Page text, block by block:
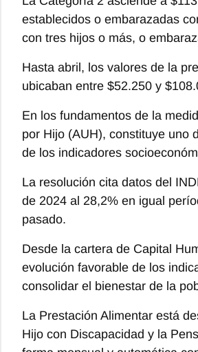
establecidos o embarazadas
con tres hijos o más, o
Hasta abril, los valores de la
ubicaban entre $52.250 y
En los fundamentos de la
por Hijo (AUH), constituye uno
de los indicadores
La resolución cita datos del
de 2024 al 28,2% en igual
pasado.
Desde la cartera de Capital
evolución favorable de los
consolidar el bienestar de la
La Prestación Alimentar está
Hijo con Discapacidad y la